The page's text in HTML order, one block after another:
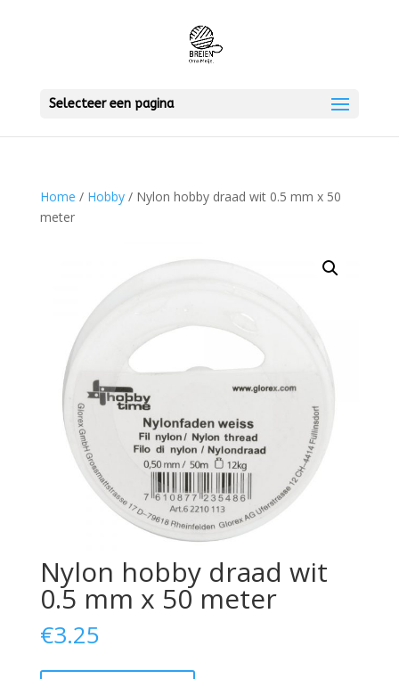
Selecteer een pagina
Home / Hobby/ Nylon hobby draad wit 0.5 mm x 50
meter
Nylon hobby draad wit
0.5 mm x 50 meter
€3.25